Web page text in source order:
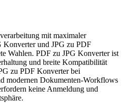
mit maximaler
Konverter und JPG zu PDF
Wahlen. PDF zu JPG Konverter ist
und breite Kompatibilität
zu PDF Konverter bei
modernen Dokumenten-Workflows
keine Anmeldung und